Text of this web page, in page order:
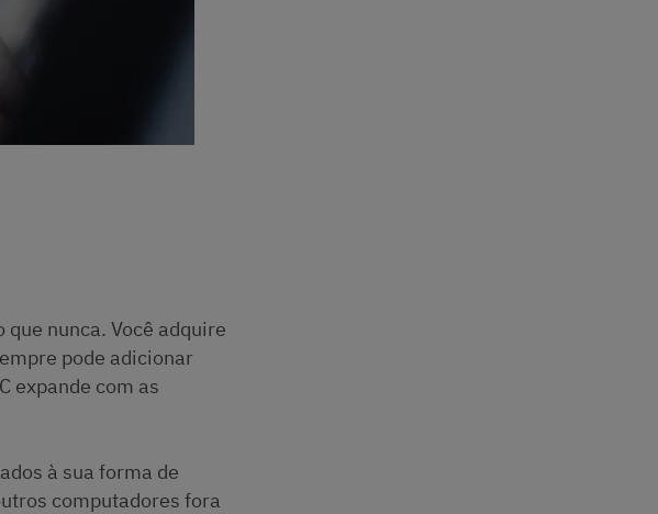
nunca. Você adquire
pode adicionar
expande com as
à sua forma de
computadores fora